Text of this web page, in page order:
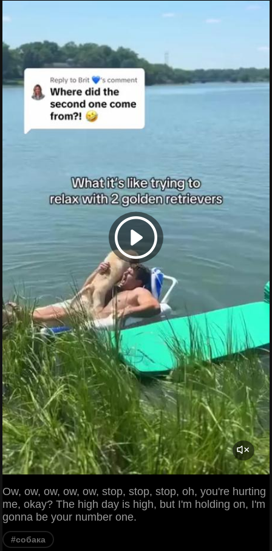
Ow, ow, ow, ow, ow, stop, stop, stop, oh, you're hurting
me, okay? The high day is high, but I'm holding on, I'm
gonna be your number one.
#собака